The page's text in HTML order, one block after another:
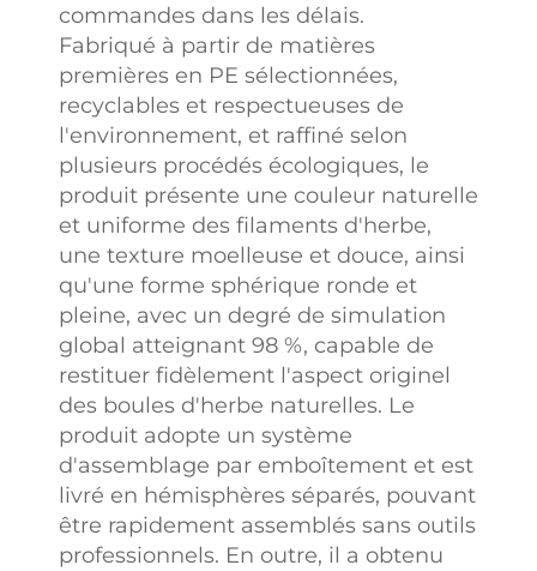
commandes dans les délais.
Fabriqué à partir de matières
premières en PE sélectionnées,
recyclables et respectueuses de
l'environnement, et raffiné selon
plusieurs procédés écologiques, le
produit présente une couleur naturelle
et uniforme des filaments d'herbe,
une texture moelleuse et douce, ainsi
qu'une forme sphérique ronde et
pleine, avec un degré de simulation
global atteignant 98 %, capable de
restituer fidèlement l'aspect originel
des boules d'herbe naturelles. Le
produit adopte un système
d'assemblage par emboîtement et est
livré en hémisphères séparés, pouvant
être rapidement assemblés sans outils
professionnels. En outre, il a obtenu